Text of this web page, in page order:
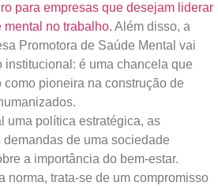
para empresas que desejam liderar
no trabalho. Além disso, a
Promotora de Saúde Mental vai
institucional: é uma chancela que
pioneira na construção de
uma política estratégica, as
de uma sociedade
a importância do bem-estar.
norma, trata-se de um compromisso